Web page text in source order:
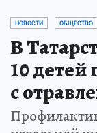
НОВОСТИ ОБЩЕСТВО
В
10
с